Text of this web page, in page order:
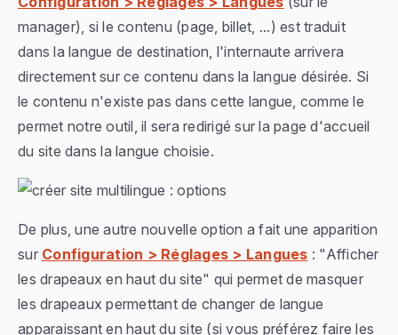
manager), si le contenu (page, billet, ...) est traduit
dans la langue de destination, l'internaute arrivera
directement sur ce contenu dans la langue désirée. Si
le contenu n'existe pas dans cette langue, comme le
permet notre outil, il sera redirigé sur la page d'accueil
du site dans la langue choisie.
De plus, une autre nouvelle option a fait une apparition
sur Configuration > Réglages > Langues : "Afficher
les drapeaux en haut du site" qui permet de masquer
les drapeaux permettant de changer de langue
apparaissant en haut du site (si vous préférez faire les